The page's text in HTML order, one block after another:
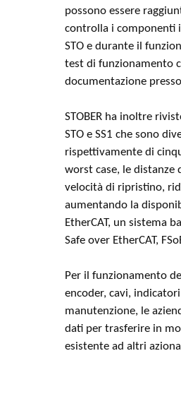
possono essere
controlla i componenti
STO e durante il
test di funzionamento
documentazione
STOBER ha inoltre
STO e SS1 che sono
rispettivamente di
worst case, le distanze
velocità di ripristino,
aumentando la
EtherCAT, un sistema
Safe over EtherCAT,
Per il funzionamento
encoder, cavi,
manutenzione, le
dati per trasferire in
esistente ad altri